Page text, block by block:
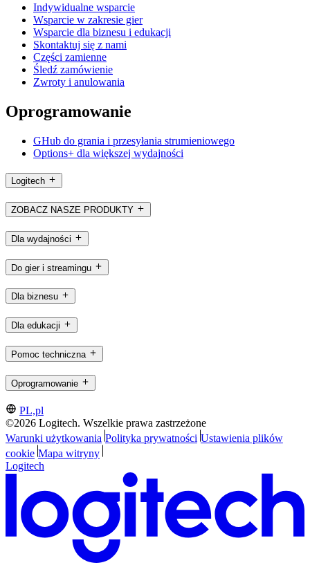
Indywidualne wsparcie
Wsparcie w zakresie gier
Wsparcie dla biznesu i edukacji
Skontaktuj się z nami
Części zamienne
Śledź zamówienie
Zwroty i anulowania
Oprogramowanie
GHub do grania i przesyłania strumieniowego
Options+ dla większej wydajności
Logitech
ZOBACZ NASZE PRODUKTY
Dla wydajności
Do gier i streamingu
Dla biznesu
Dla edukacji
Pomoc techniczna
Oprogramowanie
PL,pl
©2026 Logitech. Wszelkie prawa zastrzeżone
Warunki użytkowania Polityka prywatności Ustawienia plików
cookie Mapa witryny
Logitech